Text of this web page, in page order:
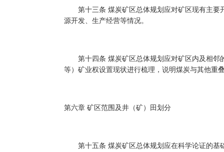
第十三条 煤炭矿区总体规划应对矿区现有主要
源开发、生产经营等情况。
第十四条 煤炭矿区总体规划应对矿区内及相邻
等）矿业权设置现状进行梳理，说明煤炭与其他重
第六章 矿区范围及井（矿）田划分
第十五条 煤炭矿区总体规划应在科学论证的基